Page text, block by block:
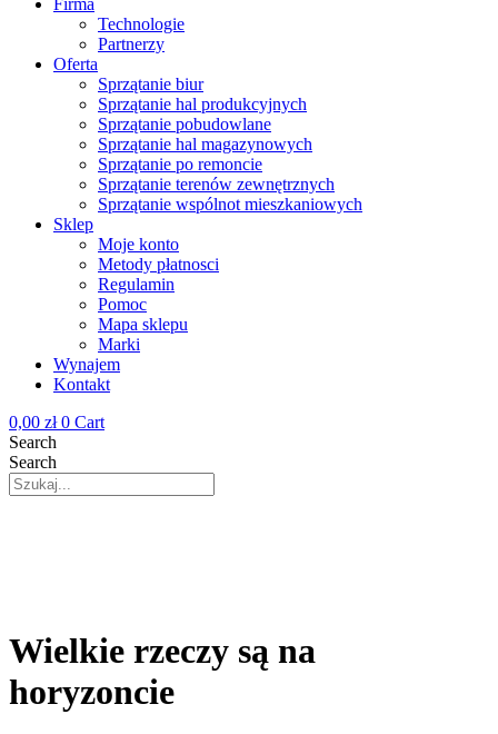
Firma
Technologie
Partnerzy
Oferta
Sprzątanie biur
Sprzątanie hal produkcyjnych
Sprzątanie pobudowlane
Sprzątanie hal magazynowych
Sprzątanie po remoncie
Sprzątanie terenów zewnętrznych
Sprzątanie wspólnot mieszkaniowych
Sklep
Moje konto
Metody płatnosci
Regulamin
Pomoc
Mapa sklepu
Marki
Wynajem
Kontakt
0,00 zł 0 Cart
Search
Search
Wielkie rzeczy są na
horyzoncie